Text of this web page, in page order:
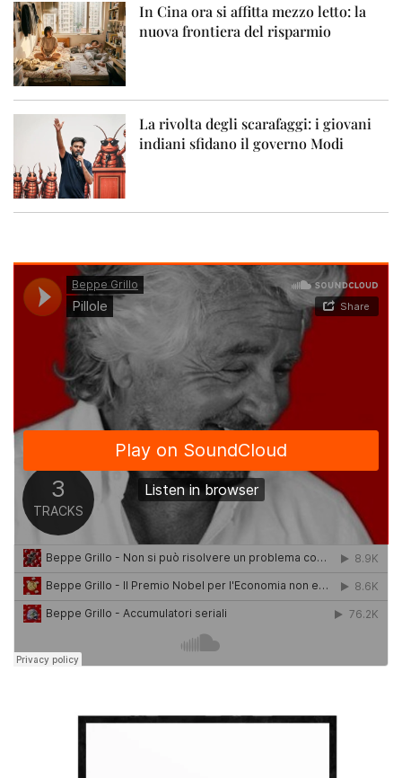
In Cina ora si affitta mezzo letto: la
nuova frontiera del risparmio
La rivolta degli scarafaggi: i giovani
indiani sfidano il governo Modi